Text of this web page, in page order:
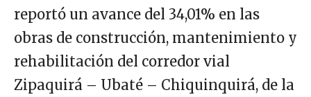
reportó un avance del 34,01% en las
obras de construcción, mantenimiento y
rehabilitación del corredor vial
Zipaquirá – Ubaté – Chiquinquirá, de la